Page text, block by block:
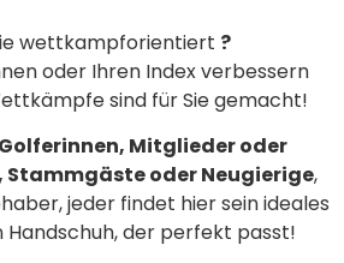
wettkampforientiert ?
oder Ihren Index verbessern
sind für Sie gemacht!
Mitglieder oder
oder Neugierige,
jeder findet hier sein ideales
Handschuh, der perfekt passt!